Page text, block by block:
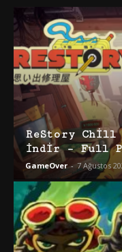
ReStory Chill
İndir – Full
GameOver - 7 Ağustos